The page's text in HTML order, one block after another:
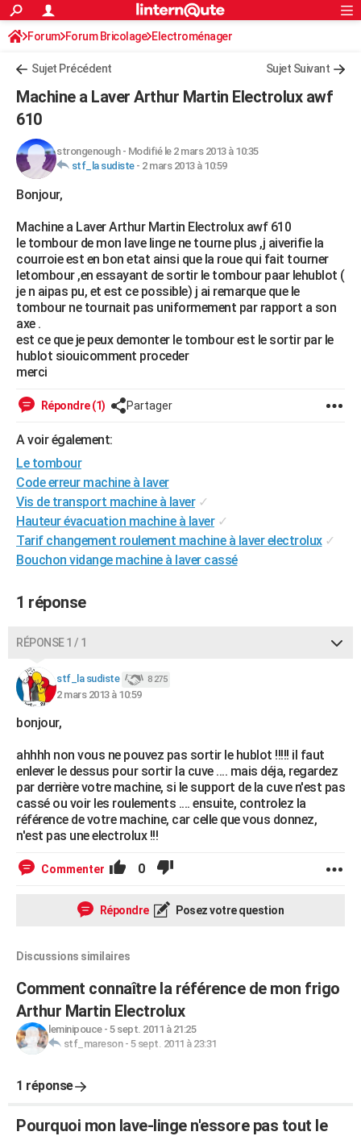
ACTUALITÉS
Politique
Société
Faits Divers
Education
Monde
Villes
+
Programme TV
TNTStreaming
Cinéma
Sorties cinéma
Musique
+FINANCE
Retraite
Impôts
Epargne
Immobilier
Risques naturels par ville
Banque
Assurance
Crédit
AUTO
Essais
Réserver un essai
Citadines
Berlines
SUV
Forum auto
HIGH-TECH
Forum
Aménagement intérieur
Extérieur
Cuisine
Salle de bains
Jardinage
Rangement
WEEK-END
Guides de France
Escapades
Patrimoine
Expositions
Musées
Week-end nature
+LIFESTYLE
Art de vivre
Bien-être
Loisirs
Mode
Modes de vie
SANTE
Alimentation
Guide de la santé
Maladies
Médicaments
Sommeil
VOYAGE
Destinations
City break
Voyage nature
Voyage de noces
Forum
Climat
+
GUIDES D'ACHAT
BONS PLANS
CARTE DE VOEUX
Carte de Noël
Carte Bonne année
Carte Saint-Valentin
Carte Pâques
Carte d'anniversaire
DICTIONNAIRE
Dictionnaire
Biographies
Citations
Expressions
Proverbes
PROGRAMME TV
S'inscrire
Se connecter
Lycées
Collèges
Primaires
Universités
Entreprises
Service militaire
Avis de recherche
AVIS DE DÉCÈS
FORUM
Bricolage
Lifestyle
Culture
Sport
Auto
Television
Voyage
Cinema
S'inscrire
Connexion
Forum Forum Bricolage Electroménager
Sujet Précédent Sujet Suivant
Machine a Laver Arthur Martin Electrolux awf
610
strongenough- Modifié le 2 mars 2013 à 10:35
stf_la sudiste- 2 mars 2013 à 10:59
Bonjour,
Machine a Laver Arthur Martin Electrolux awf 610
le tombour de mon lave linge ne tourne plus ,j aiverifie la
courroie est en bon etat ainsi que la roue qui fait tourner
letombour ,en essayant de sortir le tombour paar lehublot (
je n aipas pu, et est ce possible) j ai remarque que le
tombour ne tournait pas uniformement par rapport a son
axe .
est ce que je peux demonter le tombour est le sortir par le
hublot siouicomment proceder
merci
Répondre (1) Partager
A voir également:
Le tombour
Code erreur machine à laver
Vis de transport machine à laver ✓
Hauteur évacuation machine à laver ✓
Tarif changement roulement machine à laver electrolux ✓
Bouchon vidange machine à laver cassé
1 réponse
RÉPONSE 1 / 1
stf_la sudiste 8 275
2 mars 2013 à 10:59
bonjour,
ahhhh non vous ne pouvez pas sortir le hublot !!!!! il faut
enlever le dessus pour sortir la cuve .... mais déja, regardez
par derrière votre machine, si le support de la cuve n'est pas
cassé ou voir les roulements .... ensuite, controlez la
référence de votre machine, car celle que vous donnez,
n'est pas une electrolux !!!
Commenter 0
Répondre Posez votre question
Discussions similaires
Comment connaître la référence de mon frigo
Arthur Martin Electrolux
leminipouce- 5 sept. 2011 à 21:25
stf_mareson- 5 sept. 2011 à 23:31
1 réponse
Pourquoi mon lave-linge n'essore pas tout le